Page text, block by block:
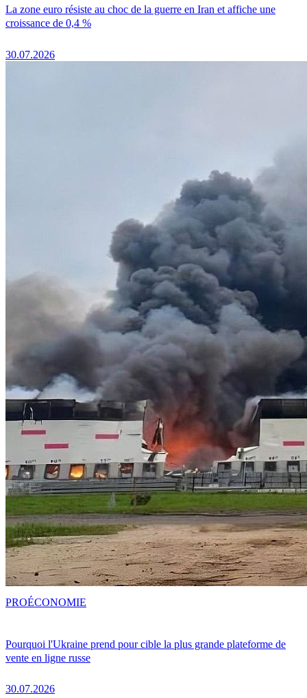
La zone euro résiste au choc de la guerre en Iran et affiche une
croissance de 0,4 %
30.07.2026
Pourquoi l'Ukraine prend pour cible la plus grande plateforme de
vente en ligne russe
30.07.2026
PROÉCONOMIE